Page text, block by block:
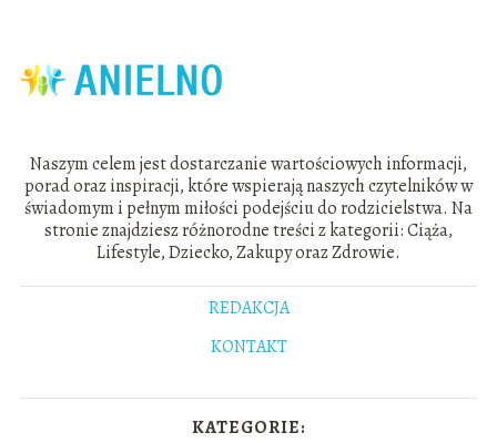
Naszym celem jest dostarczanie wartościowych informacji,
porad oraz inspiracji, które wspierają naszych czytelników w
świadomym i pełnym miłości podejściu do rodzicielstwa. Na
stronie znajdziesz różnorodne treści z kategorii: Ciąża,
Lifestyle, Dziecko, Zakupy oraz Zdrowie.
REDAKCJA
KONTAKT
KATEGORIE: